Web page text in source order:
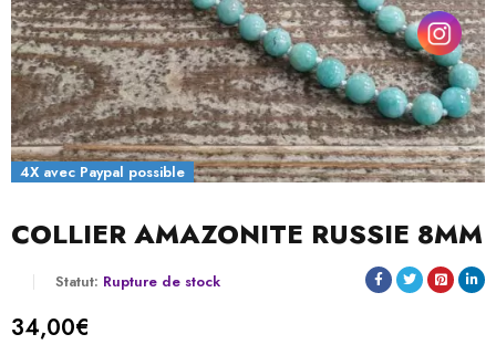
4X avec Paypal possible
COLLIER AMAZONITE RUSSIE 8MM
Statut: Rupture de stock
34,00€